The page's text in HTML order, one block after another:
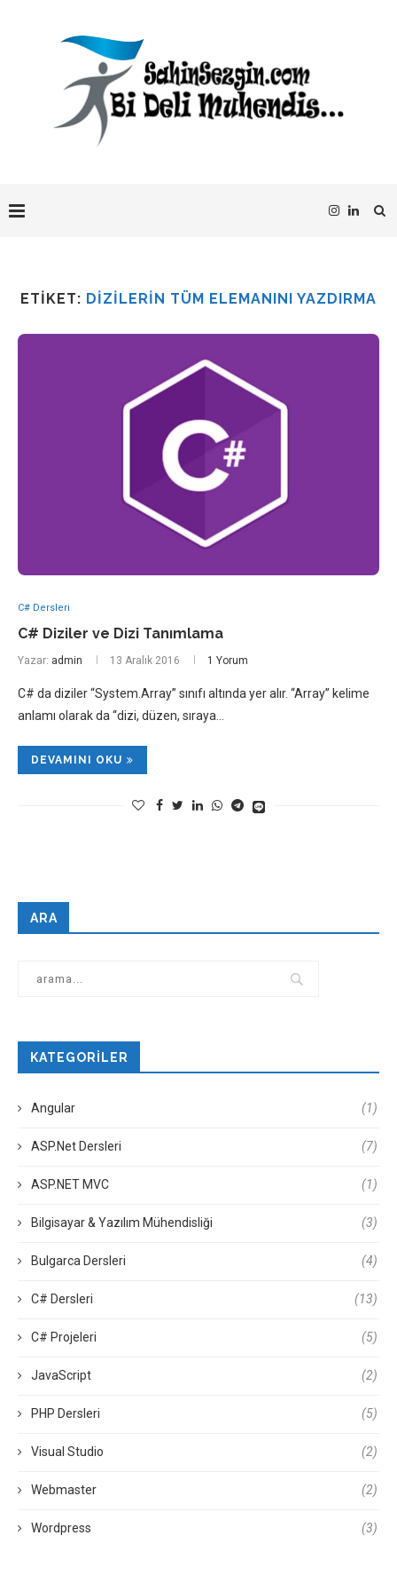
ETIKET: DIZILERIN TÜM ELEMANINI YAZDIRMA
C# Dersleri
C# Diziler ve Dizi Tanımlama
Yazar: admin 13 Aralık 2016 1 Yorum
C# da diziler “System.Array” sınıfı altında yer alır. “Array” kelime
anlamı olarak da “dizi, düzen, sıraya…
DEVAMINI OKU
ARA
KATEGORILER
Angular (1)
ASP.Net Dersleri (7)
ASP.NET MVC (1)
Bilgisayar & Yazılım Mühendisliği (3)
Bulgarca Dersleri (4)
C# Dersleri (13)
C# Projeleri (5)
JavaScript (2)
PHP Dersleri (5)
Visual Studio (2)
Webmaster (2)
Wordpress (3)